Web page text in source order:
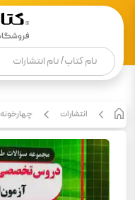
انتشارات چهارخونه